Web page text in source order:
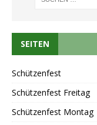
SEITEN
Schützenfest
Schützenfest Freitag
Schützenfest Montag